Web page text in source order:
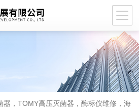
器，TOMY高压灭菌器，酶标仪维修，海